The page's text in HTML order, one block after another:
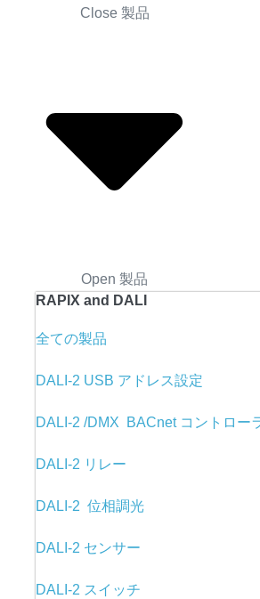
Close 製品
Open 製品
RAPIX and DALI
全ての製品
DALI-2 USB アドレス設定
DALI-2 /DMX BACnet コントロー
DALI-2 リレー
DALI-2 位相調光
DALI-2 センサー
DALI-2 スイッチ